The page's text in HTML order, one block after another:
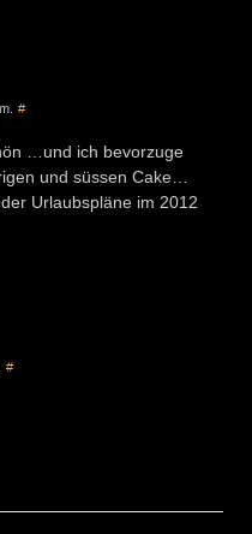
#
…und ich bevorzuge
und süssen Cake…
Urlaubspläne im 2012
#